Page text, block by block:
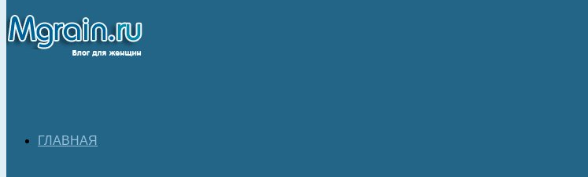
ГЛАВНАЯ